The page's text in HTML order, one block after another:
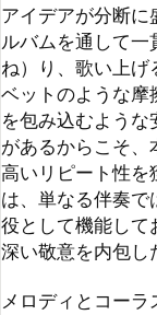
高いリピート性を
は、単なる伴奏で
役として機能して
深い敬意を内包し
メロディとコーラ
ックの芳醇な歴史
ウルが持つ洗練さ
ロイト（モータウ
これらが現代的な
「風」となって吹
の美学が貫かれて